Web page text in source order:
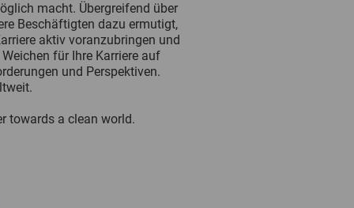
macht. Übergreifend über
Beschäftigten dazu ermutigt,
aktiv voranzubringen und
für Ihre Karriere auf
und Perspektiven.
towards a clean world.